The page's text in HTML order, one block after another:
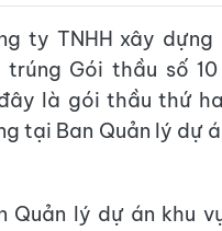
ty TNHH xây dựng
Gói thầu số
là gói thầu thứ
tại Ban Quản lý dự
Quản lý dự án khu